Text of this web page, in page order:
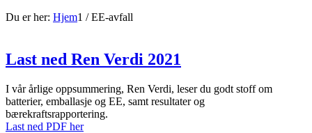
Du er her: Hjem1 / EE-avfall
Last ned Ren Verdi 2021
I vår årlige oppsummering, Ren Verdi, leser du godt stoff om
batterier, emballasje og EE, samt resultater og
bærekraftsrapportering.
Last ned PDF her